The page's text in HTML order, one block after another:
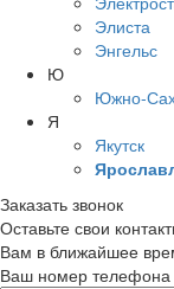
Элиста
Энгельс
Ю
Южно-
Я
Якутск
Заказать звонок
Оставьте свои
Вам в ближайшее
Ваш номер телефона